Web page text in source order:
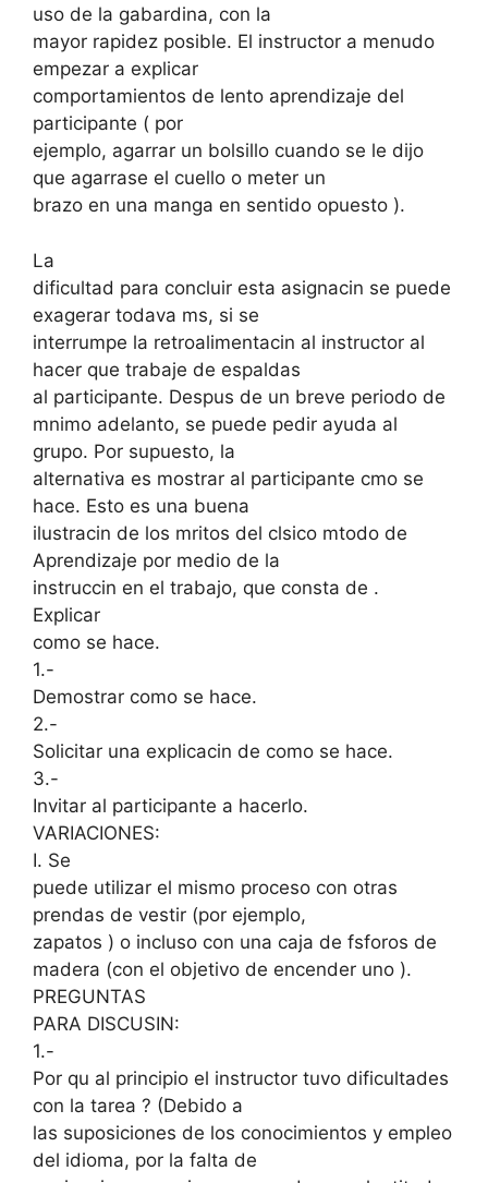
uso de la gabardina, con la
mayor rapidez posible. El instructor a menudo
empezar a explicar
comportamientos de lento aprendizaje del
participante ( por
ejemplo, agarrar un bolsillo cuando se le dijo
que agarrase el cuello o meter un
brazo en una manga en sentido opuesto ).
La
dificultad para concluir esta asignacin se puede
exagerar todava ms, si se
interrumpe la retroalimentacin al instructor al
hacer que trabaje de espaldas
al participante. Despus de un breve periodo de
mnimo adelanto, se puede pedir ayuda al
grupo. Por supuesto, la
alternativa es mostrar al participante cmo se
hace. Esto es una buena
ilustracin de los mritos del clsico mtodo de
Aprendizaje por medio de la
instruccin en el trabajo, que consta de .
Explicar
como se hace.
1.-
Demostrar como se hace.
2.-
Solicitar una explicacin de como se hace.
3.-
Invitar al participante a hacerlo.
VARIACIONES:
I. Se
puede utilizar el mismo proceso con otras
prendas de vestir (por ejemplo,
zapatos ) o incluso con una caja de fsforos de
madera (con el objetivo de encender uno ).
PREGUNTAS
PARA DISCUSIN:
1.-
Por qu al principio el instructor tuvo dificultades
con la tarea ? (Debido a
las suposiciones de los conocimientos y empleo
del idioma, por la falta de